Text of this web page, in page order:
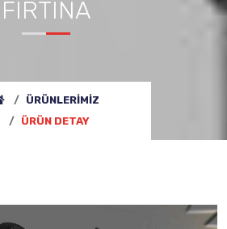
FIRTINA
ÜRÜNLERIMIZ
ÜRÜN DETAY